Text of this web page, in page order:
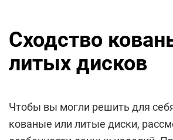
Сходство
литых дисков
Чтобы вы могли решить для
кованые или литые диски,